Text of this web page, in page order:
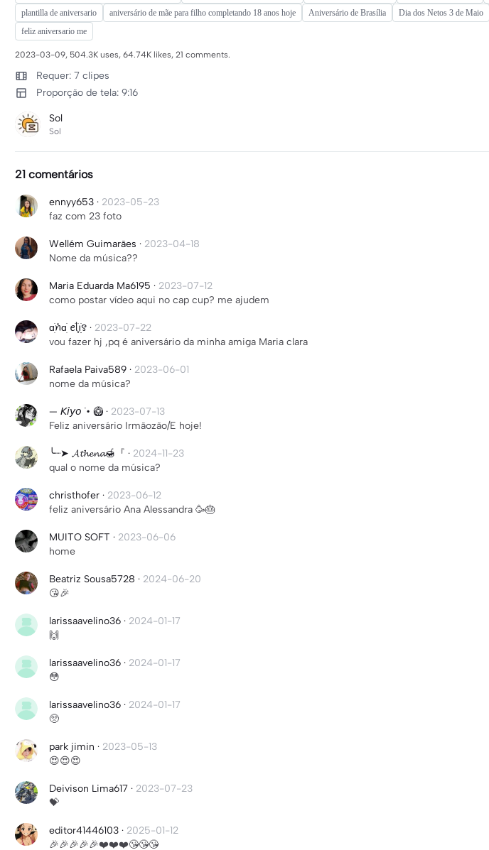
plantilla de aniversario
aniversário de mãe para filho completando 18 anos hoje Aniversário de Brasília Dia dos Netos 3 de Maio
feliz aniversario me
2023-03-09, 504.3K uses, 64.74K likes, 21 comments.
Requer: 7 clipes
Proporção de tela: 9:16
Sol
Sol
21 comentários
ennyy653 · 2023-05-23
faz com 23 foto
Wellém Guimarães · 2023-04-18
Nome da música??
Maria Eduarda Ma6195 · 2023-07-12
como postar vídeo aqui no cap cup? me ajudem
ɑׁׅ݊ꪀɑׁׅ ꫀׁᥣׁׅ֪ꪱׁׅׅ꯱ · 2023-07-22
vou fazer hj ,pq é aniversário da minha amiga Maria clara
Rafaela Paiva589 · 2023-06-01
nome da música?
— 𝘒𝘪𝘺𝘰 ˙• 🥝 · 2023-07-13
Feliz aniversário Irmãozão/E hoje!
╰┈➤ 𝓐𝓽𝓱𝓮𝓷𝓪🍯『 · 2024-11-23
qual o nome da música?
christhofer · 2023-06-12
feliz aniversário Ana Alessandra 🥳🎂
MUITO SOFT · 2023-06-06
home
Beatriz Sousa5728 · 2024-06-20
😘🎉
larissaavelino36 · 2024-01-17
🙌
larissaavelino36 · 2024-01-17
😳
larissaavelino36 · 2024-01-17
🥺
park jimin · 2023-05-13
😍😍😍
Deivison Lima617 · 2023-07-23
💝
editor41446103 · 2025-01-12
🎉🎉🎉🎉🎉❤️❤️❤️😘😘😘